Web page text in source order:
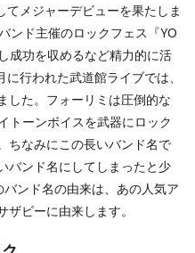
メジャーデビューを果たしま
ンド主催のロックフェス『YO
成功を収めるなど精力的に活
行われた武道館ライブでは、
した。フォーリミは圧倒的な
トーンボイスを武器にロック
ちなみにこの長いバンド名で
バンド名にしてしまったと少
ンド名の由来は、あの人気ア
ビーに由来します。